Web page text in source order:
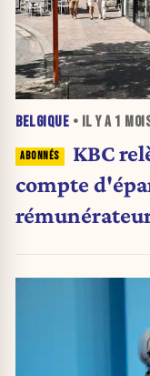
BELGIQUE • IL Y A 1
KBC
compte